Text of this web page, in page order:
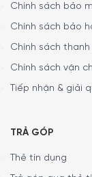
Chất liệu
đến 250°C
Chính sách bảo
Chính sách bảo
Chính sách
Chính sách vận
Tiếp nhận & giải
TRẢ GÓP
Thẻ tín dụng